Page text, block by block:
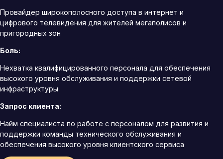
Провайдер широкополосного доступа в интернет и
цифрового телевидения для жителей мегаполисов и
пригородных зон
Боль:
Нехватка квалифицированного персонала для обеспечения
высокого уровня обслуживания и поддержки сетевой
инфраструктуры
Запрос клиента:
Найм специалиста по работе с персоналом для развития и
поддержки команды технического обслуживания и
обеспечения высокого уровня клиентского сервиса